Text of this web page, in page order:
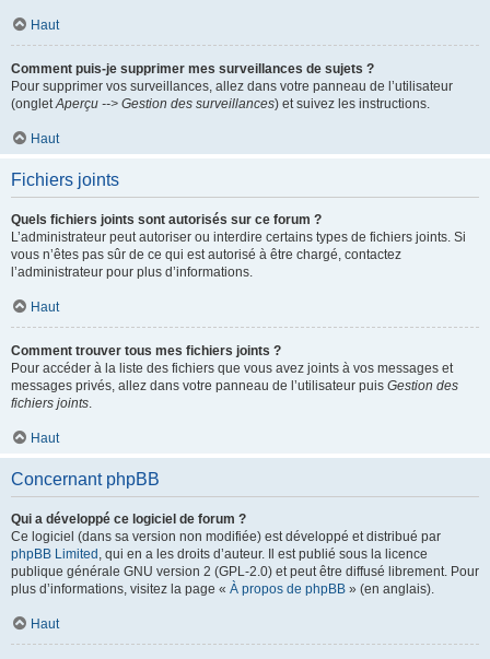
Haut
Comment puis-je supprimer mes surveillances de sujets ?
Pour supprimer vos surveillances, allez dans votre panneau de l’utilisateur
(ongletAperçu --> Gestion des surveillances) et suivez les instructions.
Haut
Fichiers joints
Quels fichiers joints sont autorisés sur ce forum ?
L’administrateur peut autoriser ou interdire certains types de fichiers joints. Si
vous n’êtes pas sûr de ce qui est autorisé à être chargé, contactez
l’administrateur pour plus d’informations.
Haut
Comment trouver tous mes fichiers joints ?
Pour accéder à la liste des fichiers que vous avez joints à vos messages et
messages privés, allez dans votre panneau de l’utilisateur puis Gestion des
fichiers joints.
Haut
Concernant phpBB
Qui a développé ce logiciel de forum ?
Ce logiciel (dans sa version non modifiée) est développé et distribué par
phpBB Limited , qui en a les droits d’auteur. Il est publié sous la licence
publique générale GNU version 2 (GPL-2.0) et peut être diffusé librement. Pour
plus d’informations, visitez la page « À propos de phpBB » (en anglais).
Haut